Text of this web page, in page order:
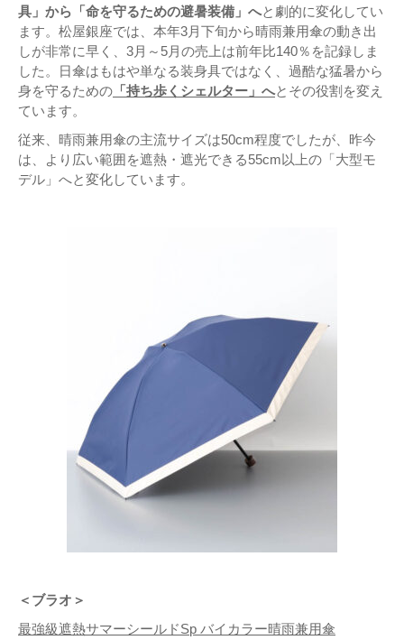
具」から「命を守るための避暑装備」へと劇的に変化してい
ます。松屋銀座では、本年3月下旬から晴雨兼用傘の動き出
しが非常に早く、3月～5月の売上は前年比140％を記録しま
した。日傘はもはや単なる装身具ではなく、過酷な猛暑から
身を守るための 「持ち歩くシェルター」へとその役割を変え
ています。
従来、晴雨兼用傘の主流サイズは50cm程度でしたが、昨今
は、より広い範囲を遮熱・遮光できる55cm以上の「大型モ
デル」へと変化しています。
＜ブラオ＞
最強級遮熱サマーシールドSp バイカラー晴雨兼用傘